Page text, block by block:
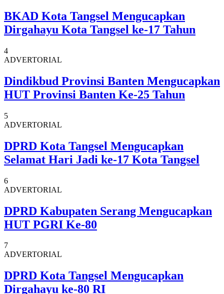
BKAD Kota Tangsel Mengucapkan
Dirgahayu Kota Tangsel ke-17 Tahun
4
ADVERTORIAL
Dindikbud Provinsi Banten Mengucapkan
HUT Provinsi Banten Ke-25 Tahun
5
ADVERTORIAL
DPRD Kota Tangsel Mengucapkan
Selamat Hari Jadi ke-17 Kota Tangsel
6
ADVERTORIAL
DPRD Kabupaten Serang Mengucapkan
HUT PGRI Ke-80
7
ADVERTORIAL
DPRD Kota Tangsel Mengucapkan
Dirgahayu ke-80 RI